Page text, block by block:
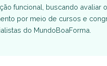
funcional, buscando avaliar
por meio de cursos e
do MundoBoaForma.